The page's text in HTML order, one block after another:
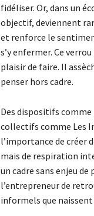
fidéliser. Or, dans un
objectif, deviennent
et renforce le
s’y enfermer. Ce
plaisir de faire. Il
penser hors cadre.
Des dispositifs
collectifs comme Les
l’importance de créer
mais de respiration
un cadre sans enjeu
l’entrepreneur de
informels que